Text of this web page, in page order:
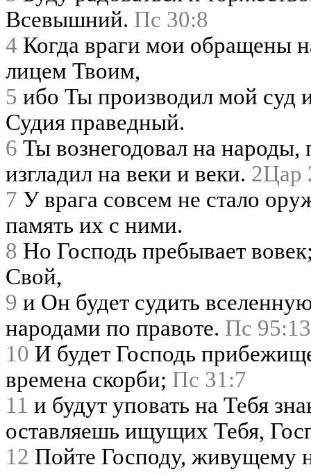
Всевышний. Пс 30:8
4 Когда враги мои обращены
лицем Твоим,
5 ибо Ты производил мой суд
Судия праведный.
6 Ты вознегодовал на народы,
изгладил на веки и веки. 2Цар
7 У врага совсем не стало
память их с ними.
8 Но Господь пребывает
Свой,
9 и Он будет судить
народами по правоте. Пс
10 И будет Господь
времена скорби; Пс 31:7
11 и будут уповать на Тебя
оставляешь ищущих Тебя,
12 Пойте Господу, живущему